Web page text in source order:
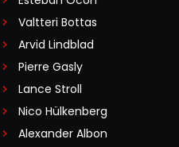
Valtteri Bottas
Arvid Lindblad
Pierre Gasly
Lance Stroll
Nico Hülkenberg
Alexander Albon